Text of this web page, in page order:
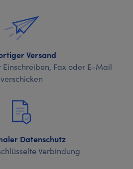
Versand
Einschreiben, Fax oder E-Mail
verschicken
Datenschutz
Verbindung